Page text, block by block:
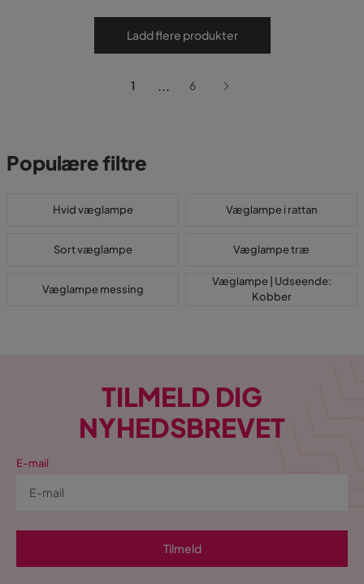
Ladd flere produkter
1 ... 6
Populære filtre
Hvid væglampe Væglampe i rattan
Sort væglampe Væglampe træ
Væglampe messing
Væglampe | Udseende:
Kobber
TILMELD DIG
NYHEDSBREVET
E-mail
Tilmeld